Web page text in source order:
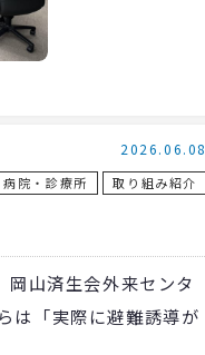
病院・診療所 取り組み紹介
2026.06.08
山済生会外来センタ
は「実際に避難誘導が